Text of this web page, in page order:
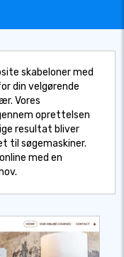
skabeloner med
din velgørende
Vores
oprettelsen
resultat bliver
til søgemaskiner.
med en